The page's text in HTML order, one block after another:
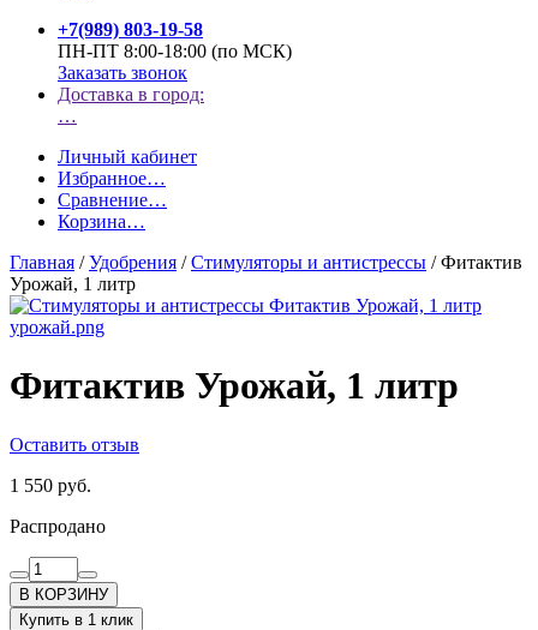
+7(989) 803-19-58
ПН-ПТ 8:00-18:00 (по МСК)
Заказать звонок
Доставка в город:
…
Личный кабинет
Избранное…
Сравнение…
Корзина…
Главная /Удобрения /Стимуляторы и антистрессы /Фитактив
Урожай, 1 литр
Фитактив Урожай, 1 литр
Оставить отзыв
1 550 руб.
Распродано
В КОРЗИНУ
Купить в 1 клик